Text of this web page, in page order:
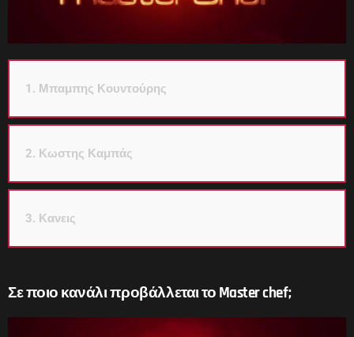
1. Μπαμπης Κουντούρης
2. Κωστης Καμπάς
3. Κανεις
Σε ποιο κανάλι προβάλλεται το Master chef;